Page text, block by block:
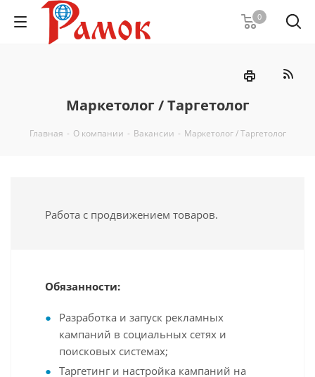
0
Маркетолог / Таргетолог
Главная - О компании - Вакансии - Маркетолог / Таргетолог
Работа с продвижением товаров.
Обязанности:
Разработка и запуск рекламных
кампаний в социальных сетях и
поисковых системах;
Таргетинг и настройка кампаний на